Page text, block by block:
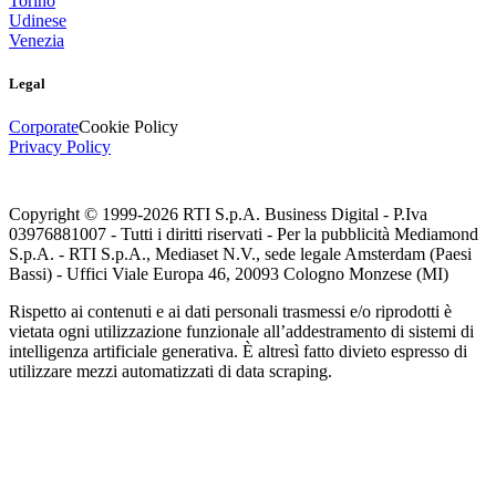
Udinese
Venezia
Legal
CorporateCookie Policy
Privacy Policy
Copyright © 1999-2026 RTI S.p.A. Business Digital - P.Iva
03976881007 - Tutti i diritti riservati - Per la pubblicità Mediamond
S.p.A. - RTI S.p.A., Mediaset N.V., sede legale Amsterdam (Paesi
Bassi) - Uffici Viale Europa 46, 20093 Cologno Monzese (MI)
Rispetto ai contenuti e ai dati personali trasmessi e/o riprodotti è
vietata ogni utilizzazione funzionale all’addestramento di sistemi di
intelligenza artificiale generativa. È altresì fatto divieto espresso di
utilizzare mezzi automatizzati di data scraping.